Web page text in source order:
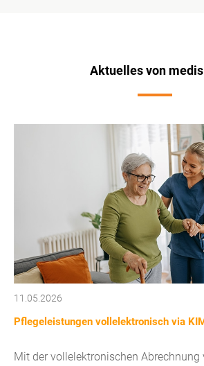
Aktuelles von
11.05.2026
Pflegeleistungen vollelektronisch via
Mit der vollelektronischen Abrechnung